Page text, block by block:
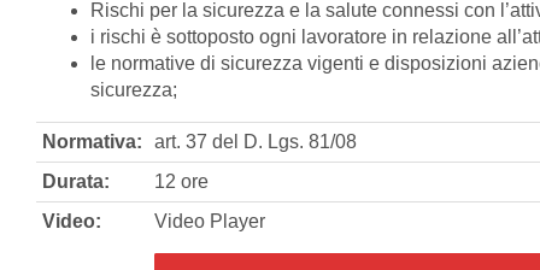
Rischi per la sicurezza e la salute connessi con
i rischi è sottoposto ogni lavoratore in relazione
le normative di sicurezza vigenti e disposizioni
sicurezza;
Normativa:
art. 37 del D. Lgs. 81/08
Durata:
12 ore
Video:
Video Player